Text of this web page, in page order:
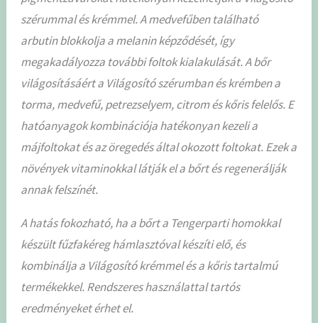
szérummal és krémmel. A medvefűben található
arbutin blokkolja a melanin képződését, így
megakadályozza további foltok kialakulását. A bőr
világosításáért a Világosító szérumban és krémben a
torma, medvefű, petrezselyem, citrom és kőris felelős. E
hatóanyagok kombinációja hatékonyan kezeli a
májfoltokat és az öregedés által okozott foltokat. Ezek a
növények vitaminokkal látják el a bőrt és regenerálják
annak felszínét.
A hatás fokozható, ha a bőrt a Tengerparti homokkal
készült fűzfakéreg hámlasztóval készíti elő, és
kombinálja a Világosító krémmel és a kőris tartalmú
termékekkel. Rendszeres használattal tartós
eredményeket érhet el.